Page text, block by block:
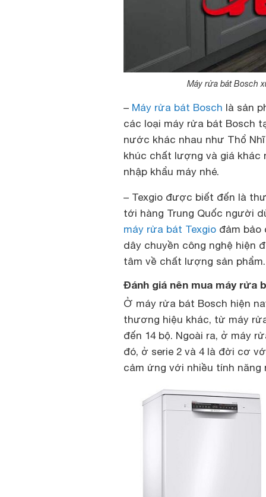
Máy rửa bát Bosch
– Máy rửa bát Bosch là sản
các loại máy rửa bát Bosch
nước khác nhau như Thổ
khúc chất lượng và giá khác
nhập khẩu máy nhé.
– Texgio được biết đến là
tới hàng Trung Quốc người
máy rửa bát Texgio đảm bảo
dây chuyền công nghệ hiện
tâm về chất lượng sản phẩm.
Đánh giá nên mua máy rửa
Ở máy rửa bát Bosch hiện
thương hiệu khác, từ máy
đến 14 bộ. Ngoài ra, ở máy
đó, ở serie 2 và 4 là đời cơ
cảm ứng với nhiều tính năng